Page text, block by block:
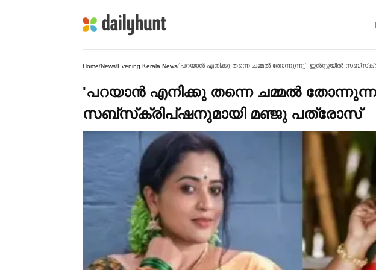
Home/News/Evening Kerala News/'പറയാന്‍ എനിക്കു തന്നെ ചമ്മല്‍ തോന്നുന്നു'; ഇന്‍സ്റ്റയില്‍‌
'പറയാന്‍ എനിക്കു തന്നെ ചമ്മല്‍
സബ്‌സ്‌ക്രിപ്‌ഷനുമായി മഞ്ജു പത്രോസ്